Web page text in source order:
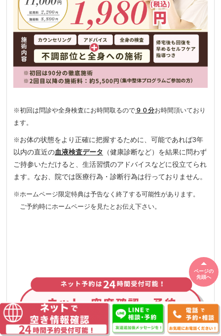
※初回は問診や全身検査にお時間取るので ９０分お時間頂いており
ます。
※ お体の状態をより正確に把握するために、可能であれば3年
以内の直近の血液検査データ
（健康診断など）を結果に問わず
ご持参いただけると、生活習慣のアドバイスなどに役立てられ
ます。なお、院では医療行為・診断行為は行っておりません。
※ホームページ限定特典は予告なく終了する可能性があります。
ご予約時にホームページを見たとお伝え下さい。
ページの
先頭へ